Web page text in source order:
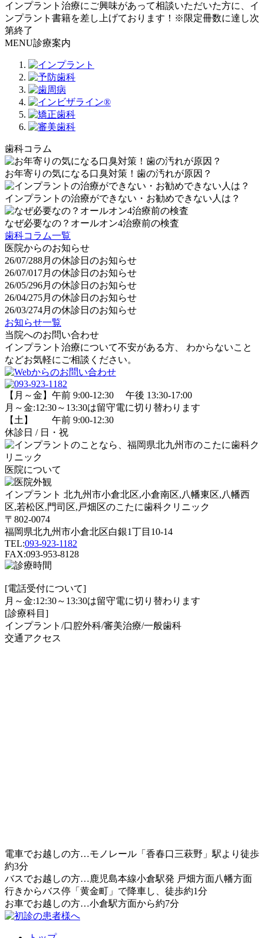
インプラント治療にご興味があって相談いただいた方に、イ
ンプラント書籍を差し上げております！※限定冊数に達し次
第終了
MENU診療案内
歯科コラム
お年寄りの気になる口臭対策！歯の汚れが原因？
インプラントの治療ができない・お勧めできない人は？
なぜ必要なの？オールオン4治療前の検査
歯科コラム一覧
医院からのお知らせ
26/07/288月の休診日のお知らせ
26/07/01 7月の休診日のお知らせ
26/05/296月の休診日のお知らせ
26/04/275月の休診日のお知らせ
26/03/274月の休診日のお知らせ
お知らせ一覧
当院へのお問い合わせ
インプラント治療について不安がある方、 わからないこと
などお気軽にご相談ください。
【月～金】午前 9:00-12:30 午後 13:30-17:00
月～金:12:30～13:30は留守電に切り替わります
【土】 午前 9:00-12:30
休診日 / 日・祝
医院について
インプラント 北九州市小倉北区,小倉南区,八幡東区,八幡西
区,若松区,門司区,戸畑区のこたに歯科クリニック
〒802-0074
福岡県北九州市小倉北区白銀1丁目10-14
TEL:093-923-1182
FAX:093-953-8128
[電話受付について]
月～金:12:30～13:30は留守電に切り替わります
[診療科目]
インプラント/口腔外科/審美治療/一般歯科
交通アクセス
電車でお越しの方…モノレール「香春口三萩野」駅より徒歩
約3分
バスでお越しの方…鹿児島本線小倉駅発 戸畑方面八幡方面
行きからバス停「黄金町」で降車し、徒歩約1分
お車でお越しの方…小倉駅方面から約7分